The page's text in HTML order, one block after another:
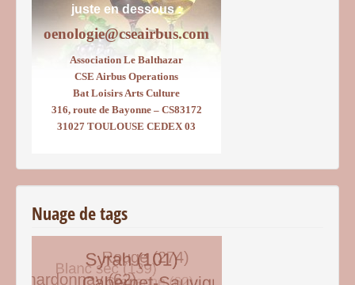
juste en dessous :
oenologie@cseairbus.com
Association Le Balthazar
CSE Airbus Operations
Bat Loisirs Arts Culture
316, route de Bayonne – CS83172
31027 TOULOUSE CEDEX 03
Nuage de tags